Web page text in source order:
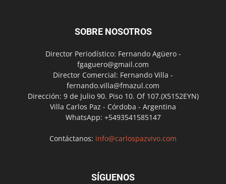
SOBRE NOSOTROS
Director Periodístico: Fernando Agüero -
fgaguero@gmail.com
Director Comercial: Fernando Villa -
fernando.villa@fmazul.com
Dirección: 9 de Julio 90. Piso 10. Of 107.(X5152EYN)
Villa Carlos Paz - Córdoba - Argentina
WhatsApp: +5493541585147
Contáctanos: info@carlospazvivo.com
SÍGUENOS